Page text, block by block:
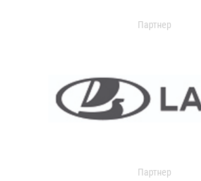
Партнер
Партнер